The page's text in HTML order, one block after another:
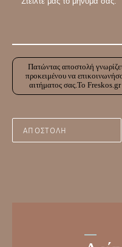
Πατώντας αποστολή
προκειμένου να
αιτήματος σας.Το Freskos.gr